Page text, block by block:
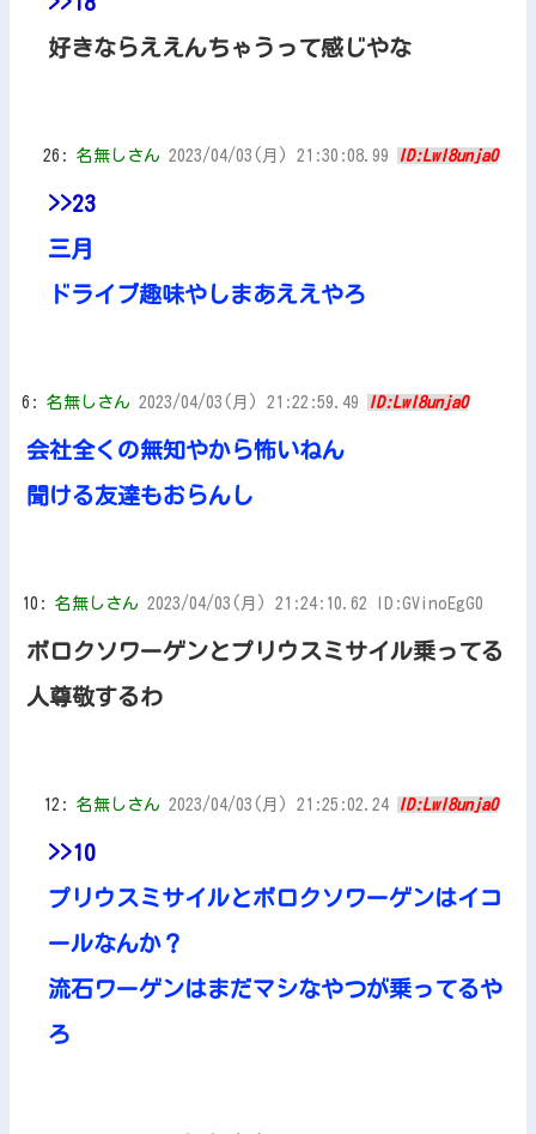
好きならええんちゃうって感じやな
26: 名無しさん 2023/04/03(月) 21:30:08.99 ID:LwI8unja0
>>23
三月
ドライブ趣味やしまあええやろ
6: 名無しさん 2023/04/03(月) 21:22:59.49 ID:LwI8unja0
会社全くの無知やから怖いねん
聞ける友達もおらんし
10: 名無しさん 2023/04/03(月) 21:24:10.62 ID:GVinoEgG0
ボロクソワーゲンとプリウスミサイル乗ってる
人尊敬するわ
12: 名無しさん 2023/04/03(月) 21:25:02.24 ID:LwI8unja0
>>10
プリウスミサイルとボロクソワーゲンはイコ
ールなんか？
流石ワーゲンはまだマシなやつが乗ってるや
ろ